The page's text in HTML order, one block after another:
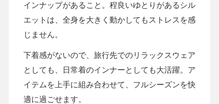
インナップがあること。程良いゆとりがあるシル
エットは、全身を大きく動かしてもストレスを感
じません。
下着感がないので、旅行先でのリラックスウェア
としても、日常着のインナーとしても大活躍。ア
イテムを上手に組み合わせて、フルシーズンを快
適に過ごせます。